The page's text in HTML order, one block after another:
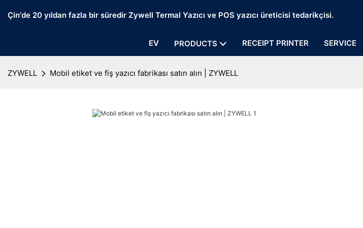
Çin'de 20 yıldan fazla bir süredir Zywell Termal Yazıcı ve POS yazıcı üreticisi tedarikçisi.
EV PRODUCTS RECEIPT PRINTER SERVICE
ZYWELL Mobil etiket ve fiş yazıcı fabrikası satın alın | ZYWELL